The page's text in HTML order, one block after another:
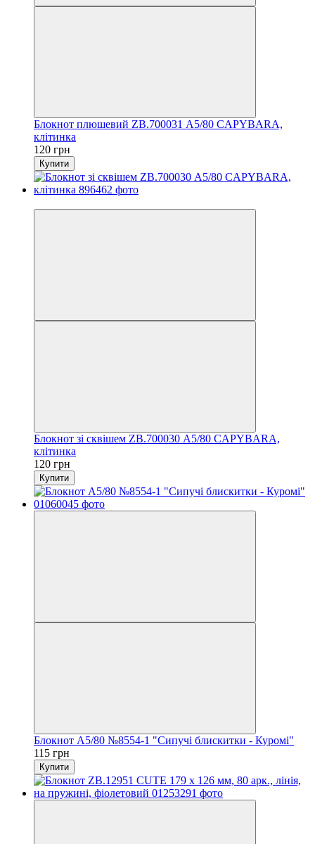
Блокнот плюшевий ZB.700031 А5/80 CAPYBARA,
клітинка
120 грн
Купити
Блокнот зі сквішем ZB.700030 А5/80 CAPYBARA,
клітинка
120 грн
Купити
Блокнот А5/80 №8554-1 "Сипучі блискитки - Куромі"
115 грн
Купити